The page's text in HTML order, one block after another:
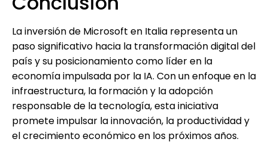
La inversión de Microsoft en Italia representa un
paso significativo hacia la transformación digital del
país y su posicionamiento como líder en la
economía impulsada por la IA. Con un enfoque en la
infraestructura, la formación y la adopción
responsable de la tecnología, esta iniciativa
promete impulsar la innovación, la productividad y
el crecimiento económico en los próximos años.